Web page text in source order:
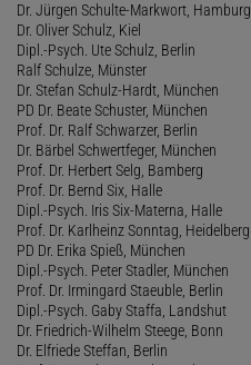
Dr. Jürgen Schulte-Markwort, Hamburg
Dr. Oliver Schulz, Kiel
Dipl.-Psych. Ute Schulz, Berlin
Ralf Schulze, Münster
Dr. Stefan Schulz-Hardt, München
PD Dr. Beate Schuster, München
Prof. Dr. Ralf Schwarzer, Berlin
Dr. Bärbel Schwertfeger, München
Prof. Dr. Herbert Selg, Bamberg
Prof. Dr. Bernd Six, Halle
Dipl.-Psych. Iris Six-Materna, Halle
Prof. Dr. Karlheinz Sonntag, Heidelberg
PD Dr. Erika Spieß, München
Dipl.-Psych. Peter Stadler, München
Prof. Dr. Irmingard Staeuble, Berlin
Dipl.-Psych. Gaby Staffa, Landshut
Dr. Friedrich-Wilhelm Steege, Bonn
Dr. Elfriede Steffan, Berlin